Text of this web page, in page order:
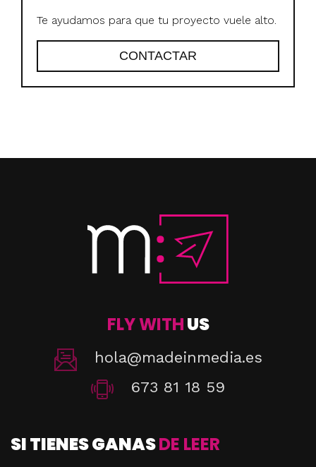
Te ayudamos para que tu proyecto vuele alto.
CONTACTAR
FLY WITHUS
hola@madeinmedia.es
673 81 18 59
SI TIENES GANASDE LEER